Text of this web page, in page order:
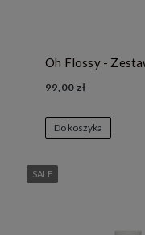
99,00 zł
Do koszyka
SALE